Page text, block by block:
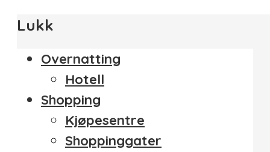
Lukk
Overnatting
Hotell
Shopping
Kjøpesentre
Shoppinggater